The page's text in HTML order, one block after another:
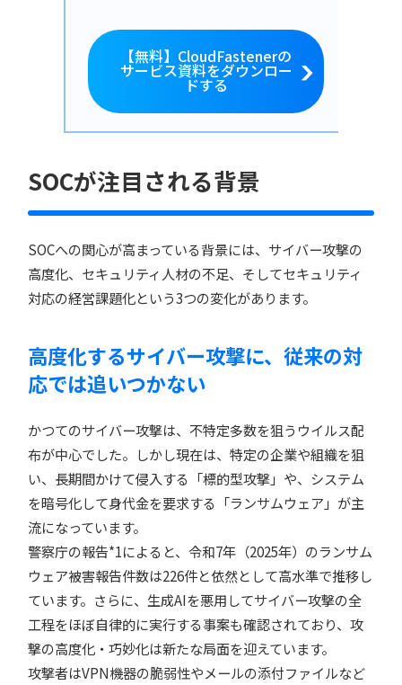
【無料】CloudFastenerの
サービス資料をダウンロー
ドする
SOCが注目される背景
SOCへの関心が高まっている背景には、サイバー攻撃の
高度化、セキュリティ人材の不足、そしてセキュリティ
対応の経営課題化という3つの変化があります。
高度化するサイバー攻撃に、従来の対
応では追いつかない
かつてのサイバー攻撃は、不特定多数を狙うウイルス配
布が中心でした。しかし現在は、特定の企業や組織を狙
い、長期間かけて侵入する「標的型攻撃」や、システム
を暗号化して身代金を要求する「ランサムウェア」が主
流になっています。
警察庁の報告*1によると、令和7年（2025年）のランサム
ウェア被害報告件数は226件と依然として高水準で推移し
ています。さらに、生成AIを悪用してサイバー攻撃の全
工程をほぼ自律的に実行する事案も確認されており、攻
撃の高度化・巧妙化は新たな局面を迎えています。
攻撃者はVPN機器の脆弱性やメールの添付ファイルなど